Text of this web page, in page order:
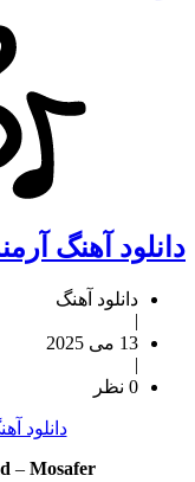
دانلود آهنگ
دانلود آهنگ
|
13 می 2025
|
0 نظر
دانلود
– Mosafer